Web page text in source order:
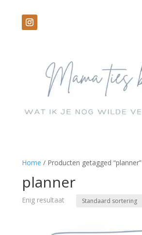
Home / Producten getagged “planner”
planner
Enig resultaat